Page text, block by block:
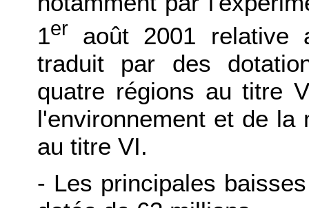
1er août 2001 relative
traduit par des
quatre régions au titre
l'environnement et de la
au titre VI.
- Les principales